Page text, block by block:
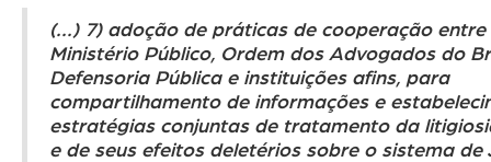
(...) 7) adoção de práticas de cooperação entre
Ministério Público, Ordem dos Advogados do
Defensoria Pública e instituições afins, para
compartilhamento de informações e
estratégias conjuntas de tratamento da
e de seus efeitos deletérios sobre o sistema de